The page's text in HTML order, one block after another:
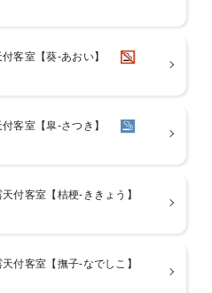
：00〜9：00
菜や魚介類を使用した体に優しい
00、6：00〜9：00
用意がございます〜
客室【葵-あおい】
客室【皐-さつき】
付客室【桔梗-ききょう】
付客室【撫子-なでしこ】